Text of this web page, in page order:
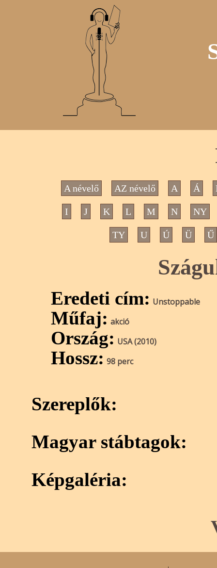
A névelő AZ névelő A Á
I J K L M N NY
TY U Ú Ü Ű
Eredeti cím: Unstoppable
Műfaj: akció
Ország: USA (2010)
Hossz: 98 perc
Szereplők:
Magyar stábtagok:
Képgaléria: